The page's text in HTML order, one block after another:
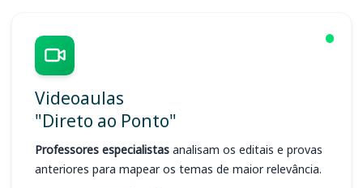
Videoaulas
"Direto ao Ponto"
Professores especialistas analisam os editais e provas
anteriores para mapear os temas de maior relevância.